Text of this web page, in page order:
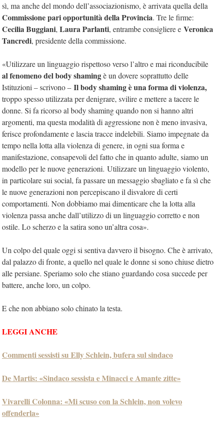
sì, ma anche del mondo dell’associazionismo, è arrivata quella della
Commissione pari opportunità della Provincia. Tre le firme:
Cecilia Buggiani, Laura Parlanti, entrambe consigliere e Veronica
Tancredi, presidente della commissione.
«Utilizzare un linguaggio rispettoso verso l’altro e mai riconducibile
al fenomeno del body shamingè un dovere soprattutto delle
Istituzioni – scrivono – Il body shaming è una forma di violenza,
troppo spesso utilizzata per denigrare, svilire e mettere a tacere le
donne. Si fa ricorso al body shaming quando non si hanno altri
argomenti, ma questa modalità di aggressione non è meno invasiva,
ferisce profondamente e lascia tracce indelebili. Siamo impegnate da
tempo nella lotta alla violenza di genere, in ogni sua forma e
manifestazione, consapevoli del fatto che in quanto adulte, siamo un
modello per le nuove generazioni. Utilizzare un linguaggio violento,
in particolare sui social, fa passare un messaggio sbagliato e fa sì che
le nuove generazioni non percepiscano il disvalore di certi
comportamenti. Non dobbiamo mai dimenticare che la lotta alla
violenza passa anche dall’utilizzo di un linguaggio corretto e non
ostile. Lo scherzo e la satira sono un’altra cosa».
Un colpo del quale oggi si sentiva davvero il bisogno. Che è arrivato,
dal palazzo di fronte, a quello nel quale le donne si sono chiuse dietro
alle persiane. Speriamo solo che stiano guardando cosa succede per
battere, anche loro, un colpo.
E che non abbiano solo chinato la testa.
LEGGI ANCHE
Commenti sessisti su Elly Schlein, bufera sul sindaco
De Martis: «Sindaco sessista e Minacci e Amante zitte»
Vivarelli Colonna: «Mi scuso con la Schlein, non volevo
offenderla»